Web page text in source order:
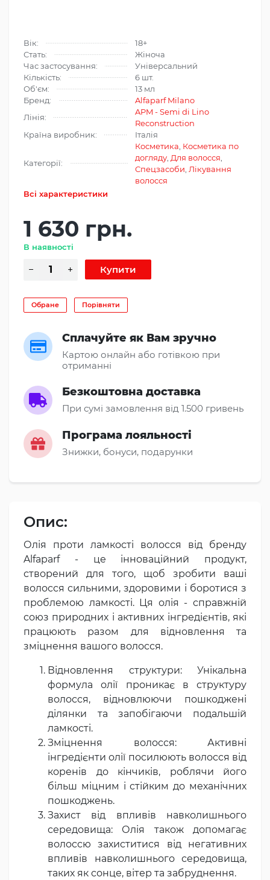
Вік:
18+
Стать:
Жіноча
Час застосування:
Універсальний
Кількість:
6 шт.
Об'єм:
13 мл
Бренд:
Alfaparf Milano
Лінія:
APM - Semi di Lino
Reconstruction
Країна виробник:
Італія
Категорії:
Косметика Косметика по
догляду Для волосся
Спецзасоби Лікування
волосся
Всі характеристики
1 630 грн.
В наявності
Обране Порівняти
Сплачуйте як Вам зручно
Картою онлайн або готівкою при
отриманні
Безкоштовна доставка
При сумі замовлення від 1.500 гривень
Програма лояльності
Знижки, бонуси, подарунки
Опис:
Олія проти ламкості волосся від бренду
Alfaparf - це інноваційний продукт,
створений для того, щоб зробити ваші
волосся сильними, здоровими і боротися з
проблемою ламкості. Ця олія - справжній
союз природних і активних інгредієнтів, які
працюють разом для відновлення та
зміцнення вашого волосся.
Відновлення структури: Унікальна
формула олії проникає в структуру
волосся, відновлюючи пошкоджені
ділянки та запобігаючи подальшій
ламкості.
Зміцнення волосся: Активні
інгредієнти олії посилюють волосся від
коренів до кінчиків, роблячи його
більш міцним і стійким до механічних
пошкоджень.
Захист від впливів навколишнього
середовища: Олія також допомагає
волоссю захиститися від негативних
впливів навколишнього середовища,
таких як сонце, вітер та забруднення.